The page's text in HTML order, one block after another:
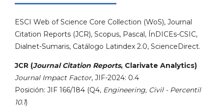
ESCI Web of Science Core Collection (WoS), Journal
Citation Reports (JCR), Scopus, Pascal, ÍnDICEs-CSIC,
Dialnet-Sumaris, Catálogo Latindex 2.0, ScienceDirect.
JCR (Journal Citation Reports, Clarivate Analytics)
Journal Impact Factor, JIF-2024: 0.4
Posición: JIF 166/184 (Q4, Engineering, Civil - Percentil
10.1)